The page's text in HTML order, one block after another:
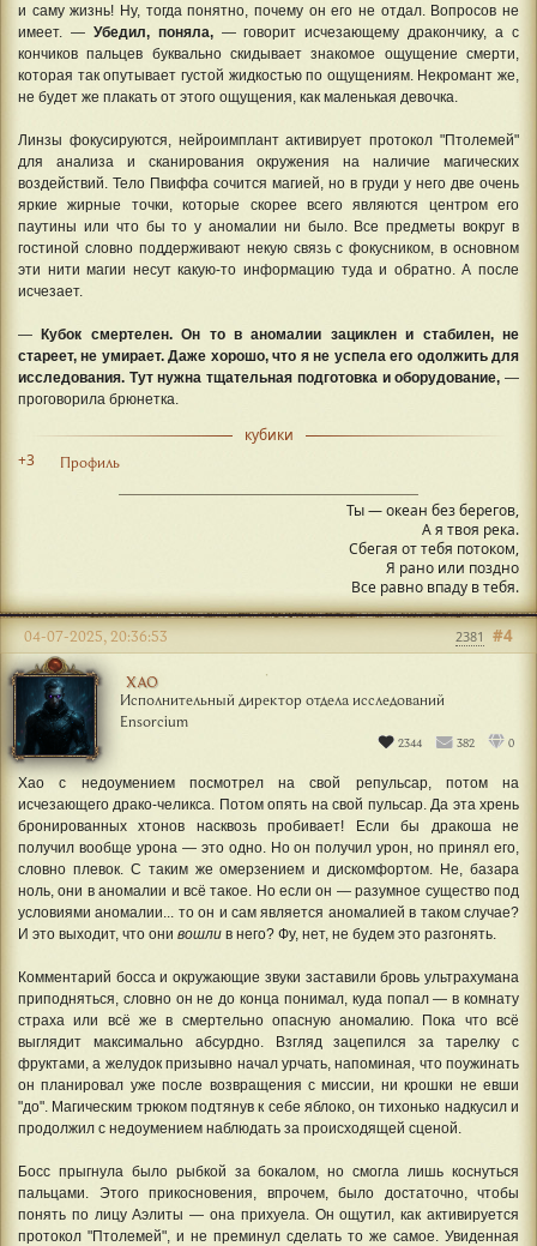
и саму жизнь! Ну, тогда понятно, почему он его не отдал. Вопросов не
имеет. — Убедил, поняла, — говорит исчезающему дракончику, а с
кончиков пальцев буквально скидывает знакомое ощущение смерти,
которая так опутывает густой жидкостью по ощущениям. Некромант же,
не будет же плакать от этого ощущения, как маленькая девочка.
Линзы фокусируются, нейроимплант активирует протокол "Птолемей"
для анализа и сканирования окружения на наличие магических
воздействий. Тело Пвиффа сочится магией, но в груди у него две очень
яркие жирные точки, которые скорее всего являются центром его
паутины или что бы то у аномалии ни было. Все предметы вокруг в
гостиной словно поддерживают некую связь с фокусником, в основном
эти нити магии несут какую-то информацию туда и обратно. А после
исчезает.
— Кубок смертелен. Он то в аномалии зациклен и стабилен, не
стареет, не умирает. Даже хорошо, что я не успела его одолжить для
исследования. Тут нужна тщательная подготовка и оборудование, —
проговорила брюнетка.
кубики
+3
Профиль
Ты — океан без берегов,
А я твоя река.
Сбегая от тебя потоком,
Я рано или поздно
Все равно впаду в тебя.
ХАО
Исполнительный директор отдела исследований
Ensorcium
2344 382 0
#4
04-07-2025, 20:36:53 2381
Хао с недоумением посмотрел на свой репульсар, потом на
исчезающего драко-челикса. Потом опять на свой пульсар. Да эта хрень
бронированных хтонов насквозь пробивает! Если бы дракоша не
получил вообще урона — это одно. Но он получил урон, но принял его,
словно плевок. С таким же омерзением и дискомфортом. Не, базара
ноль, они в аномалии и всё такое. Но если он — разумное существо под
условиями аномалии... то он и сам является аномалией в таком случае?
И это выходит, что они вошли в него? Фу, нет, не будем это разгонять.
Комментарий босса и окружающие звуки заставили бровь ультрахумана
приподняться, словно он не до конца понимал, куда попал — в комнату
страха или всё же в смертельно опасную аномалию. Пока что всё
выглядит максимально абсурдно. Взгляд зацепился за тарелку с
фруктами, а желудок призывно начал урчать, напоминая, что поужинать
он планировал уже после возвращения с миссии, ни крошки не евши
"до". Магическим трюком подтянув к себе яблоко, он тихонько надкусил и
продолжил с недоумением наблюдать за происходящей сценой.
Босс прыгнула было рыбкой за бокалом, но смогла лишь коснуться
пальцами. Этого прикосновения, впрочем, было достаточно, чтобы
понять по лицу Аэлиты — она прихуела. Он ощутил, как активируется
протокол "Птолемей", и не преминул сделать то же самое. Увиденная